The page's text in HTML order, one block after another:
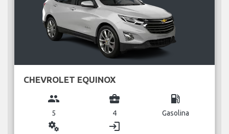
CHEVROLET EQUINOX
group
5
business_center
4
local_gas_station
Gasolina
miscellaneous_services login